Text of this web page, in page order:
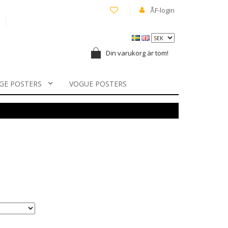
ÅF-login
Din varukorg är tom!
POSTERS VOGUE POSTERS